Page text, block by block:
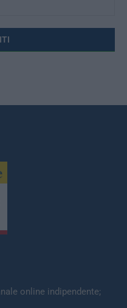
online indipendente;